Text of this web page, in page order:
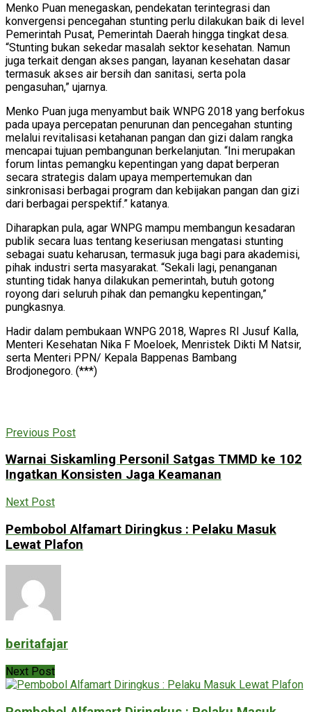
Menko Puan menegaskan, pendekatan terintegrasi dan
konvergensi pencegahan stunting perlu dilakukan baik di level
Pemerintah Pusat, Pemerintah Daerah hingga tingkat desa.
“Stunting bukan sekedar masalah sektor kesehatan. Namun
juga terkait dengan akses pangan, layanan kesehatan dasar
termasuk akses air bersih dan sanitasi, serta pola
pengasuhan,” ujarnya.
Menko Puan juga menyambut baik WNPG 2018 yang berfokus
pada upaya percepatan penurunan dan pencegahan stunting
melalui revitalisasi ketahanan pangan dan gizi dalam rangka
mencapai tujuan pembangunan berkelanjutan. “Ini merupakan
forum lintas pemangku kepentingan yang dapat berperan
secara strategis dalam upaya mempertemukan dan
sinkronisasi berbagai program dan kebijakan pangan dan gizi
dari berbagai perspektif.” katanya.
Diharapkan pula, agar WNPG mampu membangun kesadaran
publik secara luas tentang keseriusan mengatasi stunting
sebagai suatu keharusan, termasuk juga bagi para akademisi,
pihak industri serta masyarakat. “Sekali lagi, penanganan
stunting tidak hanya dilakukan pemerintah, butuh gotong
royong dari seluruh pihak dan pemangku kepentingan,”
pungkasnya.
Hadir dalam pembukaan WNPG 2018, Wapres RI Jusuf Kalla,
Menteri Kesehatan Nika F Moeloek, Menristek Dikti M Natsir,
serta Menteri PPN/ Kepala Bappenas Bambang
Brodjonegoro. (***)
Previous Post
Warnai Siskamling Personil Satgas TMMD ke 102
Ingatkan Konsisten Jaga Keamanan
Next Post
Pembobol Alfamart Diringkus : Pelaku Masuk
Lewat Plafon
beritafajar
Next Post